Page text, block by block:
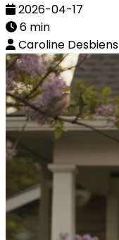
2026-04-17
6 min
Caroline Desbiens